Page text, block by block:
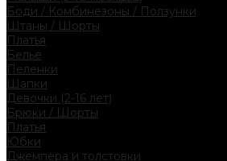
Боди / Комбинезоны / Ползунки
Штаны / Шорты
Платья
Белье
Пеленки
Шапки
Девочки (2-16 лет)
Брюки / Шорты
Платья
Юбки
Джемпера и толстовки